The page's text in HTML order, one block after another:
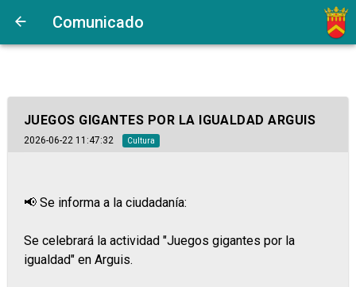
Comunicado
JUEGOS GIGANTES POR LA IGUALDAD ARGUIS
2026-06-22 11:47:32 Cultura
📢 Se informa a la ciudadanía:
Se celebrará la actividad "Juegos gigantes por la
igualdad" en Arguis.